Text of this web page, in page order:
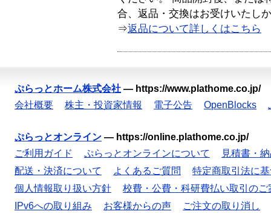
合、返品・交換はお受けいたし
⇒返品について詳しくはこちら
ぷらっとホーム株式会社 — https://www.plathome.co.jp/
会社概要
株主・投資家情報 電子公告 OpenBlocks
ぷらっとオンライン — https://online.plathome.co.jp/
ご利用ガイド
ぷらっとオンラインについて
見積書・
配送・決済について
よくあるご質問
特定商取引法に
個人情報取り扱い方針
校費・公費・科研費払い取引のご
IPv6への取り組み
お客様からの声 ご注文の取り消し